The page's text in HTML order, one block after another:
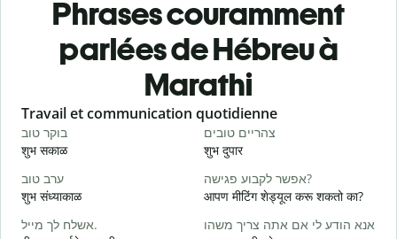
Phrases couramment
parlées de Hébreu à
Marathi
Slide 1 of 6
Travail et communication quotidienne
בוקר טוב
शुभ सकाळ
צהריים טובים
शुभ दुपार
ערב טוב
शुभ संध्याकाळ
אפשר לקבוע פגישה?
आपण मीटिंग शेड्यूल करू शकतो का?
אשלח לך מייל.
אנא הודע לי אם אתה צריך משהו